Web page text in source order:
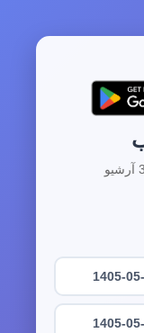
1405-
1405-